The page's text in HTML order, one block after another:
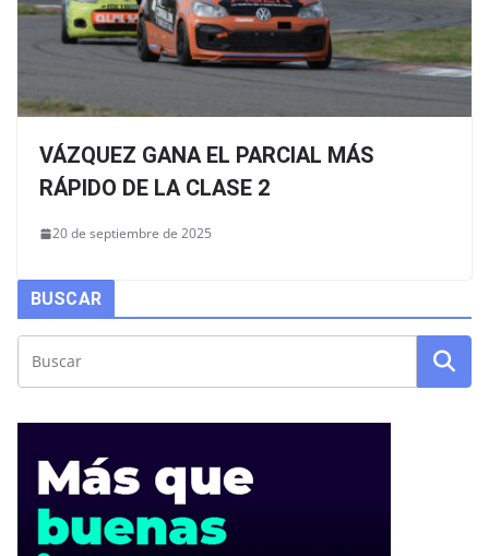
VÁZQUEZ GANA EL PARCIAL MÁS
RÁPIDO DE LA CLASE 2
20 de septiembre de 2025
BUSCAR